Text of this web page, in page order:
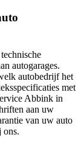
autogarages.
autobedrijf het
met
Abbink in
aan uw
van uw auto
ons.